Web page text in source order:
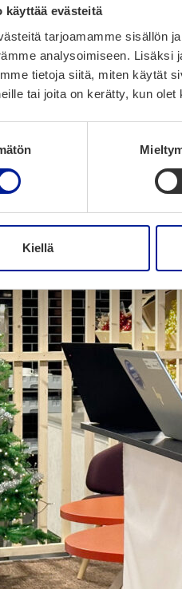
käyttää evästeitä
tarjoamamme sisällön
analysoimiseen. Lisäksi
tietoja siitä, miten käytät
tai joita on kerätty, kun olet
Kiellä